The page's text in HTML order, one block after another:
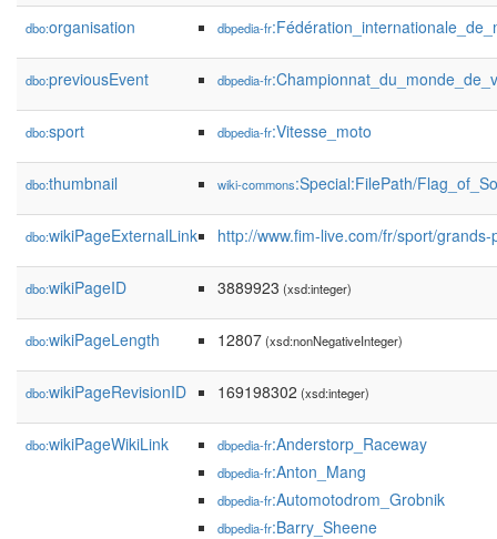
dbo:organisation dbpedia-fr
dbo:previousEvent dbpedia-fr
dbo:sport dbpedia-fr:Vitesse_moto
dbo:thumbnail wiki-commons:Special:FilePath/
dbo:wikiPageExternalLink http://www.fim-live.com/fr/sport/
dbo:wikiPageID 3889923 (xsd:integer)
dbo:wikiPageLength 12807(xsd:nonNegativeInteger)
dbo:wikiPageRevisionID 169198302 (xsd:integer)
dbo:wikiPageWikiLink dbpedia-fr:Anderstorp_Raceway
dbpedia-fr:Anton_Mang
dbpedia-fr:Automotodrom_Grobnik
dbpedia-fr:Barry_Sheene